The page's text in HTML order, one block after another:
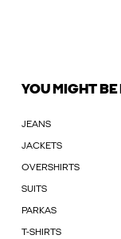
YOU MIGHT BE
JEANS
JACKETS
OVERSHIRTS
SUITS
PARKAS
T-SHIRTS